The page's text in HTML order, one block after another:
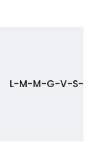
L-M-M-G-V-S-D